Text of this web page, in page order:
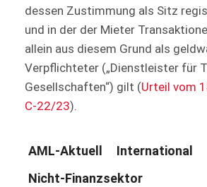
dessen Zustimmung als Sitz
und in der der Mieter
allein aus diesem Grund als
Verpflichteter („Dienstleister für
Gesellschaften“) gilt (Urteil vom
C-22/23).
AML-Aktuell
International
Nicht-Finanzsektor